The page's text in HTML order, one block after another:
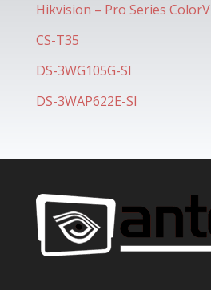
Hikvision – Pro Series
CS-T35
DS-3WG105G-SI
DS-3WAP622E-SI